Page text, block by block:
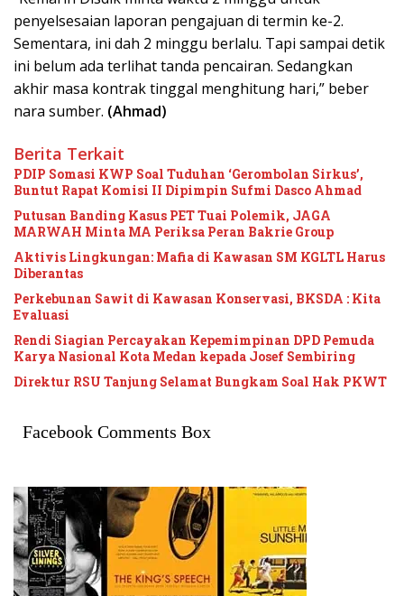
penyelsesaian laporan pengajuan di termin ke-2.
Sementara, ini dah 2 minggu berlalu. Tapi sampai detik
ini belum ada terlihat tanda pencairan. Sedangkan
akhir masa kontrak tinggal menghitung hari,” beber
nara sumber. (Ahmad)
Berita Terkait
PDIP Somasi KWP Soal Tuduhan ‘Gerombolan Sirkus’,
Buntut Rapat Komisi II Dipimpin Sufmi Dasco Ahmad
Putusan Banding Kasus PET Tuai Polemik, JAGA
MARWAH Minta MA Periksa Peran Bakrie Group
Aktivis Lingkungan: Mafia di Kawasan SM KGLTL Harus
Diberantas
Perkebunan Sawit di Kawasan Konservasi, BKSDA : Kita
Evaluasi
Rendi Siagian Percayakan Kepemimpinan DPD Pemuda
Karya Nasional Kota Medan kepada Josef Sembiring
Direktur RSU Tanjung Selamat Bungkam Soal Hak PKWT
Facebook Comments Box